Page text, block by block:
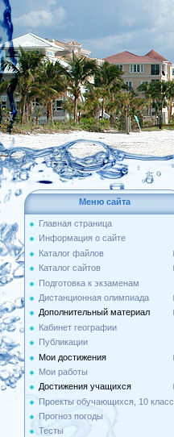
Меню сайта
Главная страница
Информация о сайте
Каталог файлов
Каталог сайтов
Подготовка к экзаменам
Дистанционная олимпиада
Дополнительный материал
Кабинет географии
Публикации
Мои достижения
Мои работы
Достижения учащихся
Проекты обучающихся, 10 класс
Прогноз погоды
Тесты